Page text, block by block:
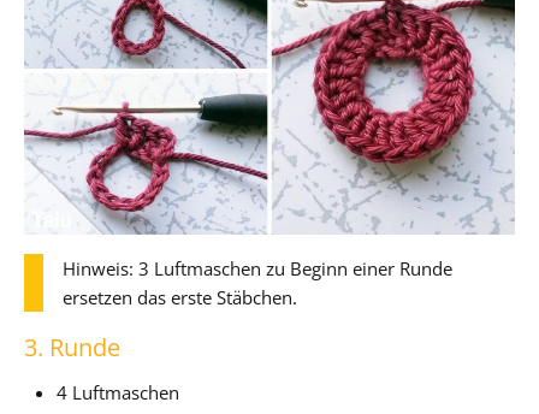
Hinweis: 3 Luftmaschen zu Beginn einer Runde
ersetzen das erste Stäbchen.
3. Runde
4 Luftmaschen